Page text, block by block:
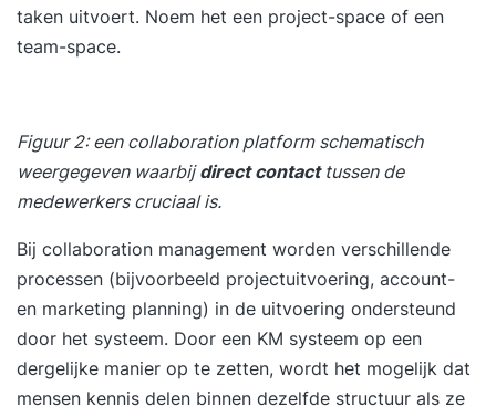
taken uitvoert. Noem het een project-space of een
team-space.
Figuur 2: een collaboration platform schematisch
weergegeven waarbijdirect contacttussen de
medewerkers cruciaal is.
Bij collaboration management worden verschillende
processen (bijvoorbeeld projectuitvoering, account-
en marketing planning) in de uitvoering ondersteund
door het systeem. Door een KM systeem op een
dergelijke manier op te zetten, wordt het mogelijk dat
mensen kennis delen binnen dezelfde structuur als ze